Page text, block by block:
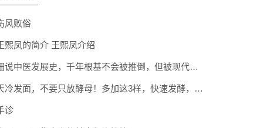
风败俗
熙凤的简介 王熙凤介绍
细说中医发展史，千年根基不会被推倒，但被现代医疗模式堵住出路
天冷发面，不要只放酵母！多加这3样，快速发酵，蓬松香软弹性十足
诊